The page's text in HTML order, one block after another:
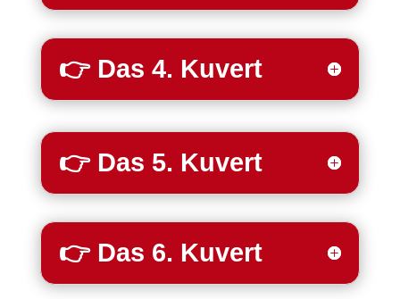
👉 Das 4. Kuvert
👉 Das 5. Kuvert
👉 Das 6. Kuvert